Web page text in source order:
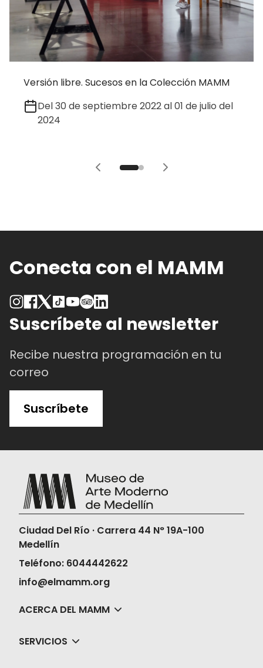
Versión libre. Sucesos en la Colección MAMM
Del 30 de septiembre 2022 al 01 de julio del
2024
Conecta con el MAMM
Suscríbete al newsletter
Recibe nuestra programación en tu
correo
Suscríbete
Ciudad Del Río · Carrera 44 N° 19A-100
Medellín
Teléfono: 6044442622
info@elmamm.org
ACERCA DEL MAMM
SERVICIOS